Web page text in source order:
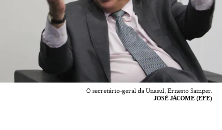
O secretário-geral da Unasul, Ernesto Samper.
JOSÉ JÁCOME (EFE)